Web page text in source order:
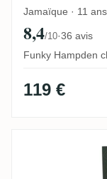
Jamaïque · 11
8,4/10·36 avis
Funky Hampden
119 €
Nobilis